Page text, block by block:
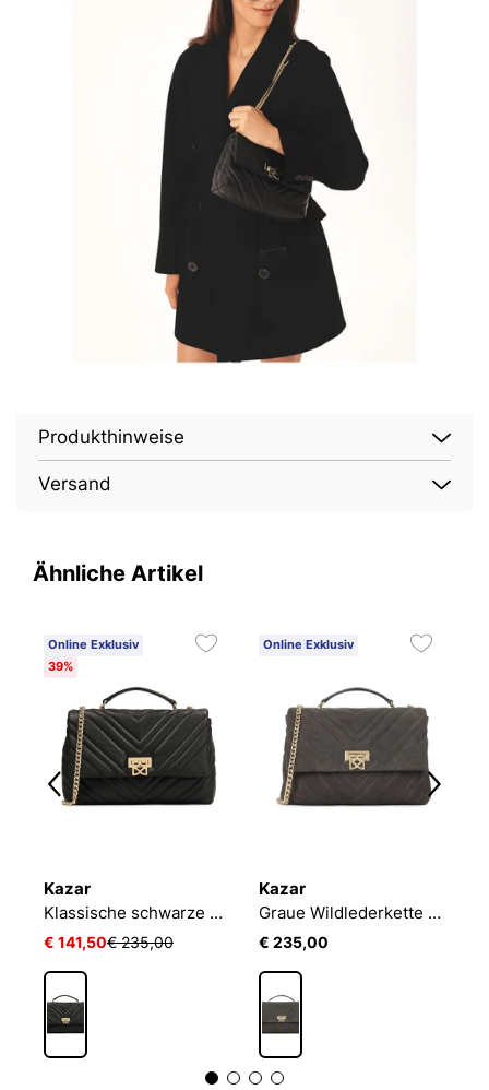
Produkthinweise
Versand
Ähnliche Artikel
Online Exklusiv
39%
Kazar
Klassische schwarze Umhängetasche mit einer Kette
€ 141,50€ 235,00
Online Exklusiv
Kazar
Graue Wildlederkette Handtasche
€ 235,00